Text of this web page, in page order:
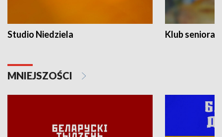
Studio Niedziela Klub seniora
MNIEJSZOŚCI